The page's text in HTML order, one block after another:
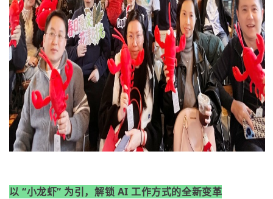
以 “小龙虾” 为引，解锁 AI 工作方式的全新变革